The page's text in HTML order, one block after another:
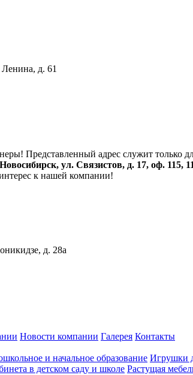
д. 61
Представленный адрес служит
ул. Связистов, д. 17, оф. 115,
к нашей компании!
д. 28а
Новости компании Галерея Контакты
и начальное образование Игрушки
в детском саду и школе Растущая